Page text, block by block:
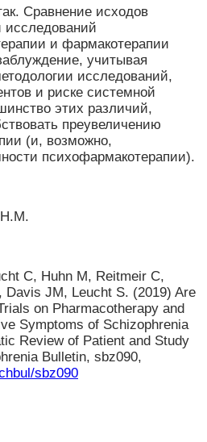
Сравнение исходов
исследований
и фармакотерапии
учитывая
исследований,
и риске системной
этих различий,
преувеличению
(и, возможно,
психофармакотерапии).
C, Huhn M, Reitmeir C,
Davis JM, Leucht S. (2019) Are
on Pharmacotherapy and
Symptoms of Schizophrenia
Review of Patient and Study
Bulletin, sbz090,
sbz090